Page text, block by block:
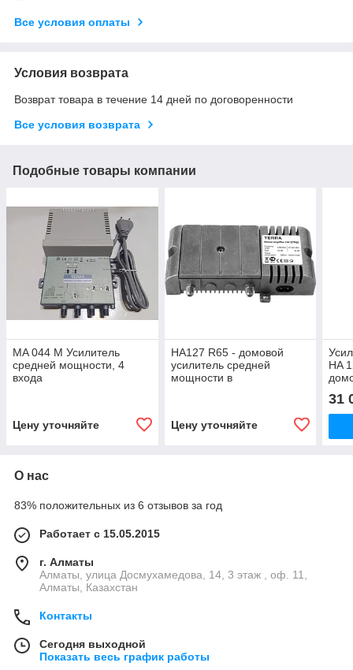
Все условия оплаты
Условия возврата
Возврат товара в течение 14 дней по договоренности
Все условия возврата
Подобные товары компании
MA 044 M Усилитель
средней мощности, 4
входа
Цену уточняйте
HA127 R65 - домовой
усилитель средней
мощности в
Цену уточняйте
HA
31
О нас
83% положительных из 6 отзывов за год
Работает с 15.05.2015
г. Алматы
Алматы, улица Досмухамедова, 14, 3 этаж , оф. 11,
Алматы, Казахстан
Контакты
Сегодня выходной
Показать весь график работы